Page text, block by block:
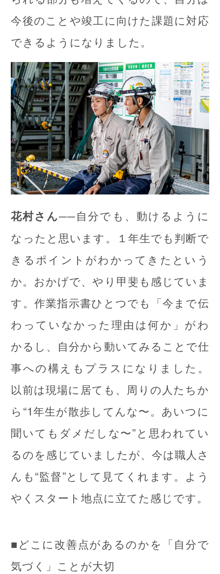
今後のことや竣工に向けた課題に対応
できるようになりました。
花村さん──自分でも、動けるように
なったと思います。１年生でも判断で
きるポイントがわかってきたという
か。おかげで、やり甲斐も感じていま
す。作業指示書ひとつでも「今まで伝
わっていなかった理由は何か」がわ
かるし、自分から動いてみることで仕
事への構えもプラスになりました。
以前は現場に居ても、周りの人たちか
ら“1年生が散歩してんな〜。あいつに
聞いてもダメだしな〜”と思われてい
るのを感じていましたが、今は職人さ
んも“監督”として見てくれます。よう
やくスタート地点に立てた感じです。
■どこに改善点があるのかを「自分で
気づく」ことが大切